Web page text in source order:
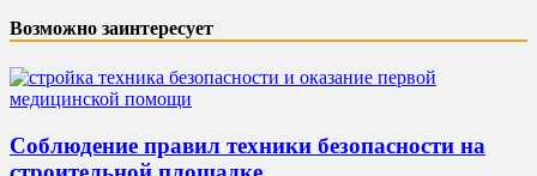
Возможно заинтересует
Соблюдение правил техники безопасности на